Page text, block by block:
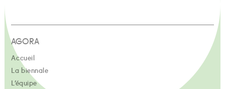
AGORA
Accueil
La biennale
L’équipe